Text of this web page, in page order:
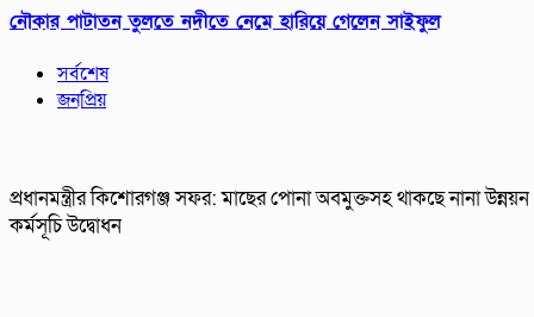
নৌকার পাটাতন তুলতে নদীতে নেমে হারিয়ে গেলেন সাইফুল
সর্বশেষ
জনপ্রিয়
প্রধানমন্ত্রীর কিশোরগঞ্জ সফর: মাছের পোনা অবমুক্তসহ থাকছে নানা উন্নয়ন
কর্মসূচি উদ্বোধন